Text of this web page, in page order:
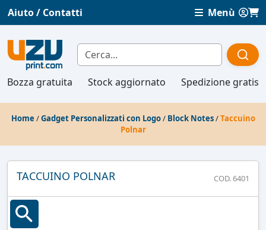
Aiuto / Contatti Menù
Bozza gratuita Stock aggiornato Spedizione gratis
Home /Gadget Personalizzati con Logo/ Block Notes/Taccuino
Polnar
TACCUINO POLNAR COD. 6401